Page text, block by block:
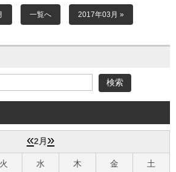
一覧へ 2017年03月 »
«2月 »
火 水 木 金 土